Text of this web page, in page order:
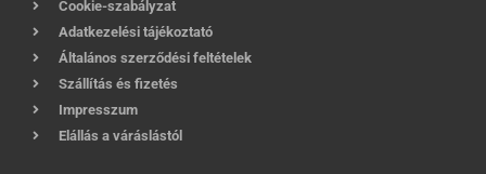
Cookie-szabályzat
Adatkezelési tájékoztató
Általános szerződési feltételek
Szállítás és fizetés
Impresszum
Elállás a váráslástól